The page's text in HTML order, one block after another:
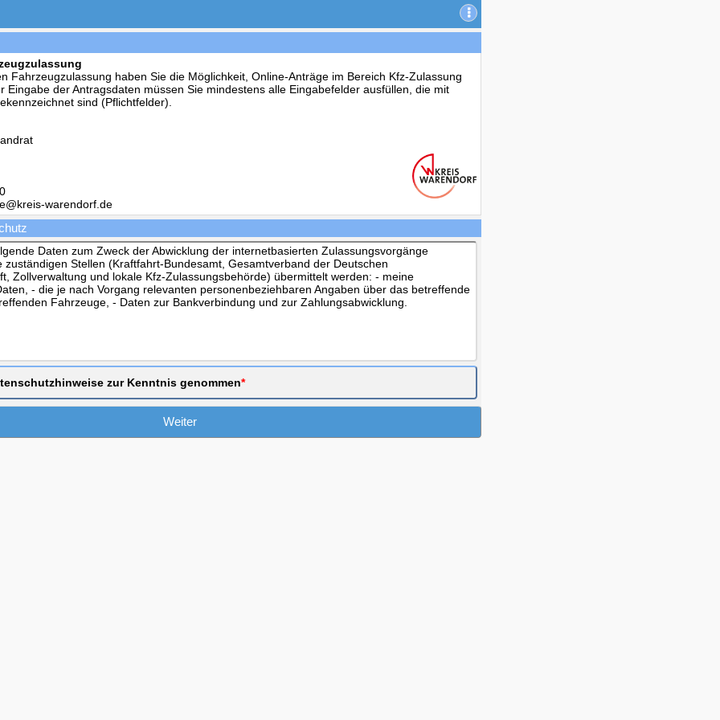
Fahrzeugzulassung haben Sie die Möglichkeit, Online-Anträge im Bereich Kfz-Zulassung
Eingabe der Antragsdaten müssen Sie mindestens alle Eingabefelder ausfüllen, die mit
sind (Pflichtfelder).
warendorf.de
Daten zum Zweck der Abwicklung der internetbasierten Zulassungsvorgänge
zuständigen Stellen (Kraftfahrt-Bundesamt, Gesamtverband der Deutschen
Zollverwaltung und lokale Kfz-Zulassungsbehörde) übermittelt werden: - meine
- die je nach Vorgang relevanten personenbeziehbaren Angaben über das betreffende
Fahrzeuge, - Daten zur Bankverbindung und zur Zahlungsabwicklung.
zur Kenntnis genommen*
Weiter